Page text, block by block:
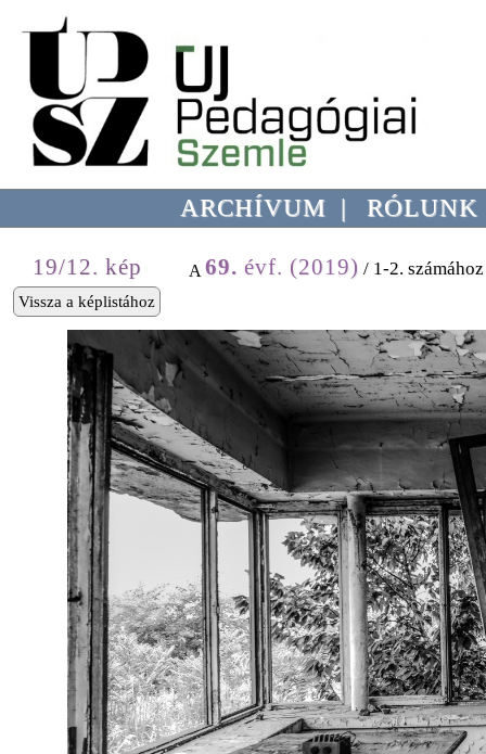
ARCHÍVUM | RÓLUNK
A 69. évf. (2019) / 1-2.
19/12. kép
Vissza a képlistához